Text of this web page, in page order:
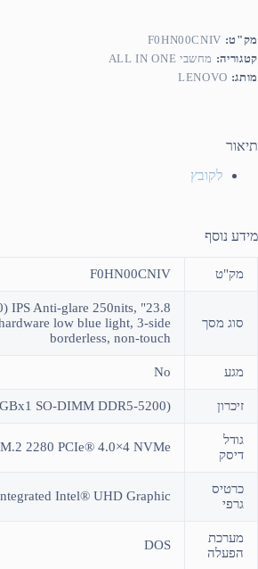
מק"ט: F0HN00CNIV
קטגוריה: מחשבי ALL IN ONE
מותג: LENOVO
תיאור
לקובץ
מידע נוסף
מק"ט F0HN00CNIV
סוג מסך
IPS Anti-glare 250nits,
low blue light, 3-side
borderless, non-touch
מגע No
זיכרון (16GB (16GBx1 SO-DIMM DDR5-5200
גודל
דיסק
2280 PCIe® 4.0×4 NVMe
כרטיס
גרפי
Intel® UHD Graphic
מערכת
הפעלה
DOS